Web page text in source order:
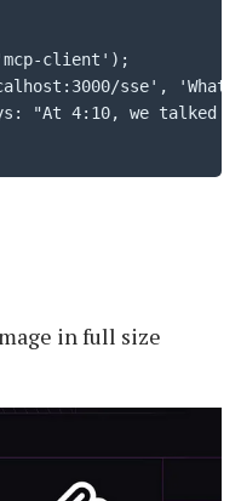
client');
sse',
"At 4:10, we talked
in full size